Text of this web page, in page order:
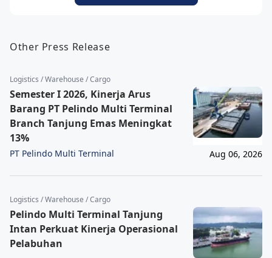
Other Press Release
Logistics / Warehouse / Cargo
Semester I 2026, Kinerja Arus
Barang PT Pelindo Multi Terminal
Branch Tanjung Emas Meningkat
13%
PT Pelindo Multi Terminal Aug 06, 2026
Logistics / Warehouse / Cargo
Pelindo Multi Terminal Tanjung
Intan Perkuat Kinerja Operasional
Pelabuhan